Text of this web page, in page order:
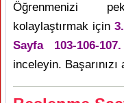
Öğrenmenizi
kolaylaştırmak için
Sayfa 103-106-
inceleyin. Başarınızı